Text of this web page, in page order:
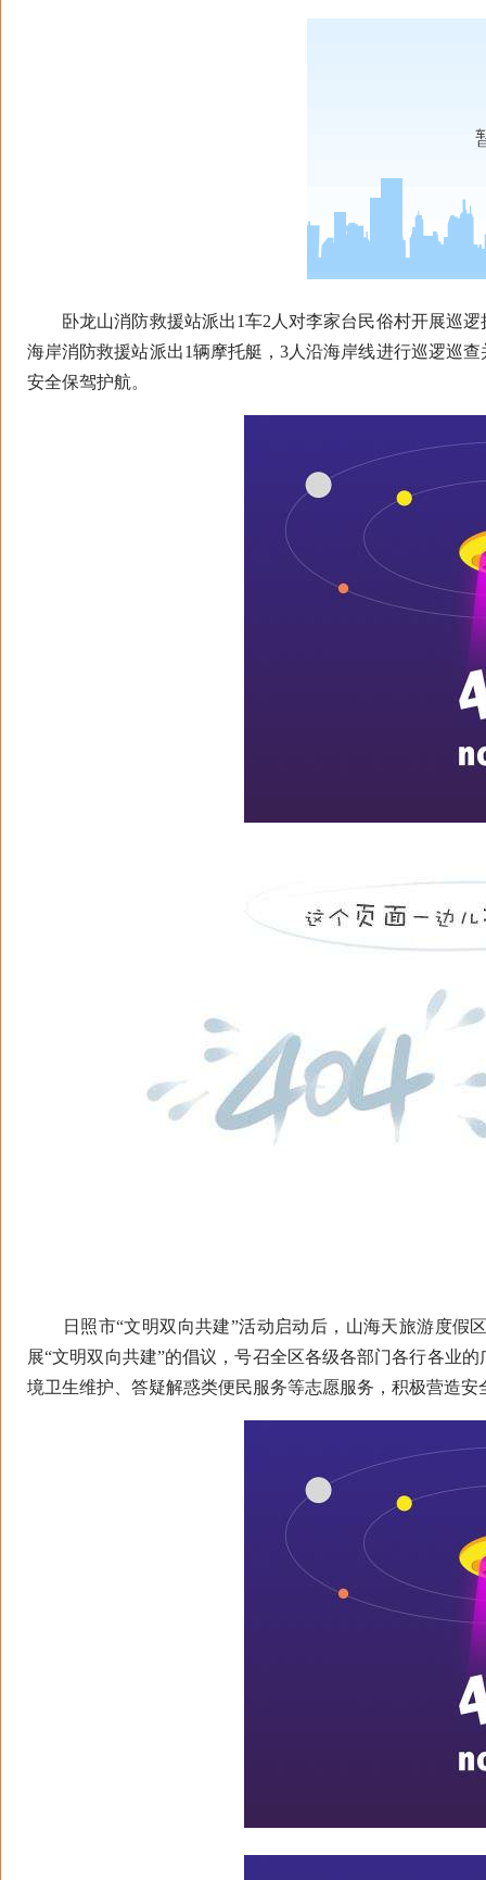
卧龙山消防救援站派出1车2人对李家台民俗村开展巡逻
海岸消防救援站派出1辆摩托艇，3人沿海岸线进行巡逻巡
安全保驾护航。
日照市“文明双向共建”活动启动后，山海天旅游度假
展“文明双向共建”的倡议，号召全区各级各部门各行各业
境卫生维护、答疑解惑类便民服务等志愿服务，积极营造